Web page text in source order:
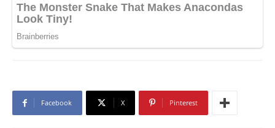
Facebook X Pinterest